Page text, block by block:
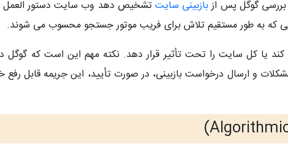
گوگل پس ازبازبینی سایتتشخیص دهد وب‌ سایت دستور العمل‌
به‌ طور مستقیم تلاش برای فریب موتور جستجو محسوب می‌ شوند.
و ارسال درخواست بازبینی، در صورت تأیید، این جریمه قابل